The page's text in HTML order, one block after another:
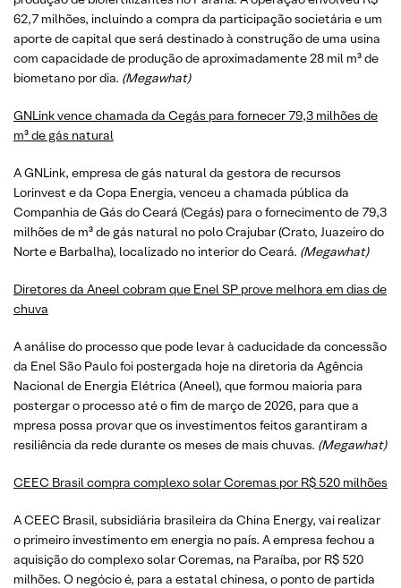
62,7 milhões, incluindo a compra da participação societária e um
aporte de capital que será destinado à construção de uma usina
com capacidade de produção de aproximadamente 28 mil m³ de
biometano por dia. (Megawhat)
GNLink vence chamada da Cegás para fornecer 79,3 milhões de
m³ de gás natural
A GNLink, empresa de gás natural da gestora de recursos
Lorinvest e da Copa Energia, venceu a chamada pública da
Companhia de Gás do Ceará (Cegás) para o fornecimento de 79,3
milhões de m³ de gás natural no polo Crajubar (Crato, Juazeiro do
Norte e Barbalha), localizado no interior do Ceará. (Megawhat)
Diretores da Aneel cobram que Enel SP prove melhora em dias de
chuva
A análise do processo que pode levar à caducidade da concessão
da Enel São Paulo foi postergada hoje na diretoria da Agência
Nacional de Energia Elétrica (Aneel), que formou maioria para
postergar o processo até o fim de março de 2026, para que a
mpresa possa provar que os investimentos feitos garantiram a
resiliência da rede durante os meses de mais chuvas. (Megawhat)
CEEC Brasil compra complexo solar Coremas por R$ 520 milhões
A CEEC Brasil, subsidiária brasileira da China Energy, vai realizar
o primeiro investimento em energia no país. A empresa fechou a
aquisição do complexo solar Coremas, na Paraíba, por R$ 520
milhões. O negócio é, para a estatal chinesa, o ponto de partida